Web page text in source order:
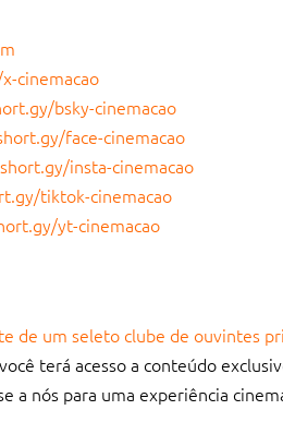
cinemacao
bsky-cinemacao
face-cinemacao
insta-cinemacao
tiktok-cinemacao
yt-cinemacao
de um seleto clube de ouvintes
terá acesso a conteúdo
a nós para uma experiência